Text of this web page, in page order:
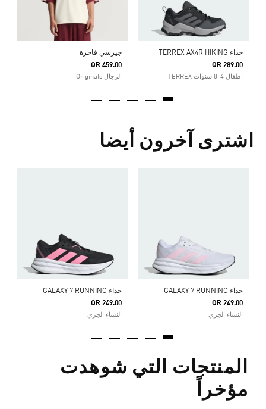
حذاء TERREX AX4R HIKING
QR 289.00
اطفال 4-8 سنوات TERREX
جيرسي فاخرة
QR 459.00
الرجال Originals
اشترى آخرون أيضا
حذاء GALAXY 7 RUNNING
QR 249.00
النساء الجري
حذاء GALAXY 7 RUNNING
QR 249.00
النساء الجري
المنتجات التي شوهدت
مؤخراً